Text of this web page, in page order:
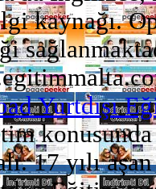
kaynağı.
Yurtdışı
17 yılı